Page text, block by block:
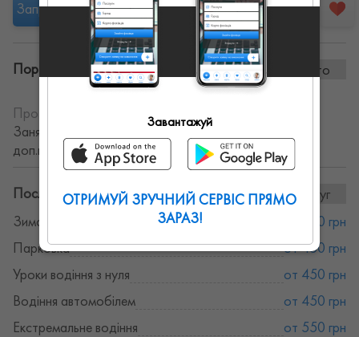
Запропонувати роботу
Портфоліо винаних робіт: 0 фото
Про себе:
Уроки водіння! Послуги автоінструктора.
Заняття проходять на власному (обладнаному
доп.педалямі) авто або на вашому авто.
Послуги та ціни:
8послуг
Зимове водіння
от 450 грн
Парковка
от 450 грн
Уроки водіння з нуля
от 450 грн
Водіння автомобілем
от 450 грн
Екстремальне водіння
от 550 грн
Завантажуй
ОТРИМУЙ ЗРУЧНИЙ СЕРВІС ПРЯМО
ЗАРАЗ!